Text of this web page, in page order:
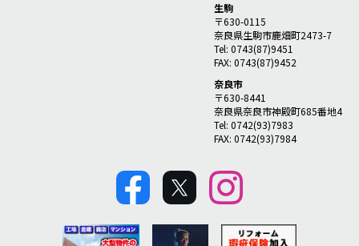
生駒
〒630-0115
奈良県生駒市鹿畑町2473-7
Tel: 0743(87)9451
FAX: 0743(87)9452
奈良市
〒630-8441
奈良県奈良市神殿町685番地4
Tel: 0742(93)7983
FAX: 0742(93)7984